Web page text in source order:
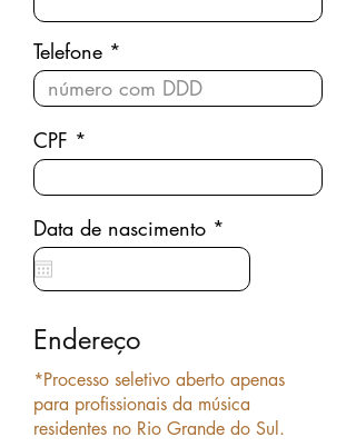
Telefone
CPF
Data de nascimento *
e
u
Endereço
*Processo seletivo aberto apenas
para profissionais da música
residentes no Rio Grande do Sul.